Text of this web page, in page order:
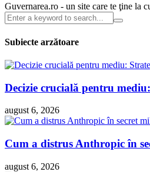
Guvernarea.ro - un site care te ţine la
Subiecte arzătoare
Decizie crucială pentru
august 6, 2026
Cum a distrus Anthropic în
august 6, 2026